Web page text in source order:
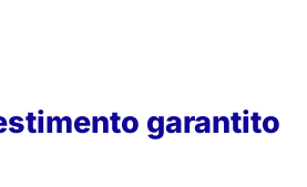
garantito